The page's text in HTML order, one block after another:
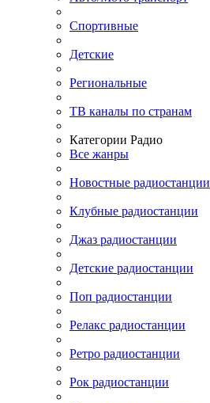
Спортивные
Детские
Региональные
ТВ каналы по странам
Категории Радио
Все жанры
Новостные радиостанции
Клубные радиостанции
Джаз радиостанции
Детские радиостанции
Поп радиостанции
Релакс радиостанции
Ретро радиостанции
Рок радиостанции